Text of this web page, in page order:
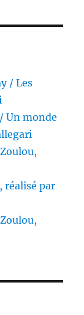
/ Les
Un monde
réalisé par